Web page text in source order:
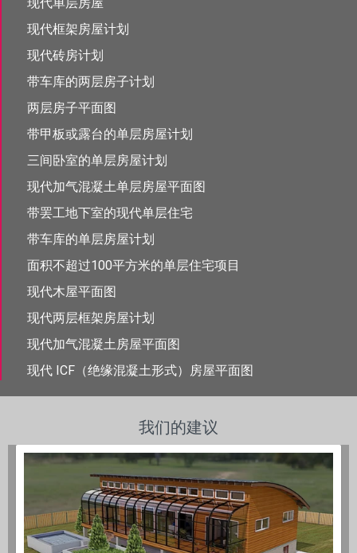
现代框架房屋计划
现代砖房计划
带车库的两层房子计划
两层房子平面图
带甲板或露台的单层房屋计划
三间卧室的单层房屋计划
现代加气混凝土单层房屋平面图
带罢工地下室的现代单层住宅
带车库的单层房屋计划
面积不超过100平方米的单层住宅项目
现代木屋平面图
现代两层框架房屋计划
现代加气混凝土房屋平面图
现代 ICF（绝缘混凝土形式）房屋平面图
我们的建议